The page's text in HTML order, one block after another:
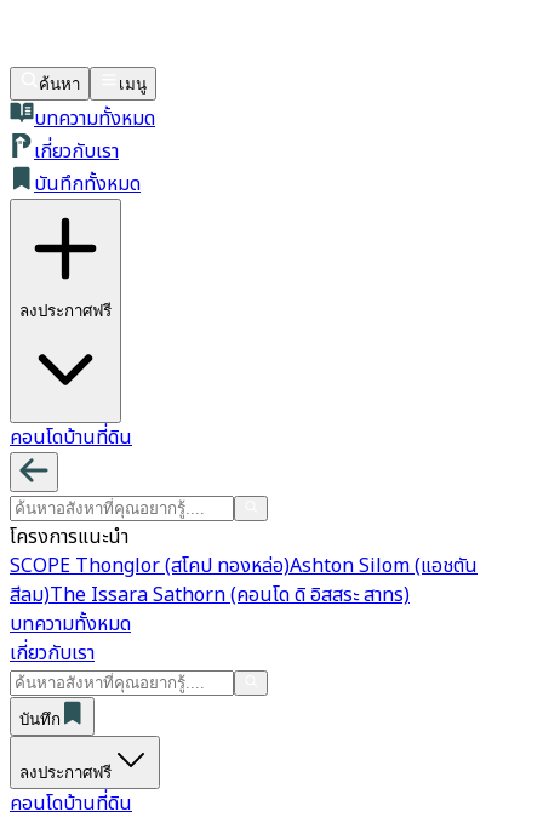
ค้นหา เมนู
บทความทั้งหมด
เกี่ยวกับเรา
บันทึกทั้งหมด
ลงประกาศฟรี
คอนโดบ้านที่ดิน
โครงการแนะนำ
SCOPE Thonglor (สโคป ทองหล่อ)Ashton Silom (แอชตัน
สีลม)The Issara Sathorn (คอนโด ดิ อิสสระ สาทร)
บทความทั้งหมด
เกี่ยวกับเรา
บันทึก
ลงประกาศฟรี
คอนโดบ้านที่ดิน